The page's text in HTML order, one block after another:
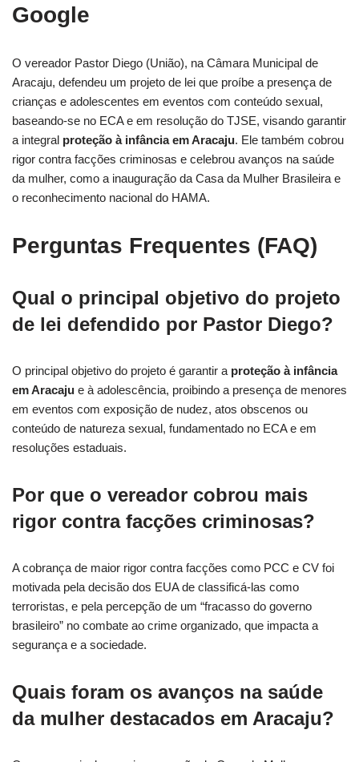
Google
O vereador Pastor Diego (União), na Câmara Municipal de
Aracaju, defendeu um projeto de lei que proíbe a presença de
crianças e adolescentes em eventos com conteúdo sexual,
baseando-se no ECA e em resolução do TJSE, visando garantir
a integral proteção à infância em Aracaju. Ele também cobrou
rigor contra facções criminosas e celebrou avanços na saúde
da mulher, como a inauguração da Casa da Mulher Brasileira e
o reconhecimento nacional do HAMA.
Perguntas Frequentes (FAQ)
Qual o principal objetivo do projeto
de lei defendido por Pastor Diego?
O principal objetivo do projeto é garantir a proteção à infância
em Aracaju e à adolescência, proibindo a presença de menores
em eventos com exposição de nudez, atos obscenos ou
conteúdo de natureza sexual, fundamentado no ECA e em
resoluções estaduais.
Por que o vereador cobrou mais
rigor contra facções criminosas?
A cobrança de maior rigor contra facções como PCC e CV foi
motivada pela decisão dos EUA de classificá-las como
terroristas, e pela percepção de um “fracasso do governo
brasileiro” no combate ao crime organizado, que impacta a
segurança e a sociedade.
Quais foram os avanços na saúde
da mulher destacados em Aracaju?